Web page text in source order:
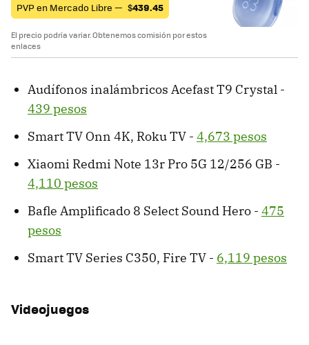
PVP en Mercado Libre — $439.45
El precio podría variar. Obtenemos comisión por estos
enlaces
Audífonos inalámbricos Acefast T9 Crystal -
439 pesos
Smart TV Onn 4K, Roku TV - 4,673 pesos
Xiaomi Redmi Note 13r Pro 5G 12/256 GB -
4,110 pesos
Bafle Amplificado 8 Select Sound Hero - 475
pesos
Smart TV Series C350, Fire TV - 6,119 pesos
Videojuegos